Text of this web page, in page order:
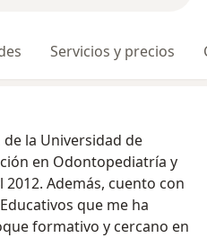
Servicios y precios
la Universidad de
en Odontopediatría y
Además, cuento con
que me ha
formativo y cercano en